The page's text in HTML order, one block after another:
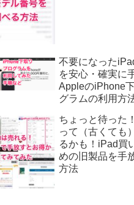
不要になった
を安心・確実に
AppleのiPhone
グラムの利用方
ちょっと待った
って（古くても
るかも！iPad買
めの旧製品を手
方法